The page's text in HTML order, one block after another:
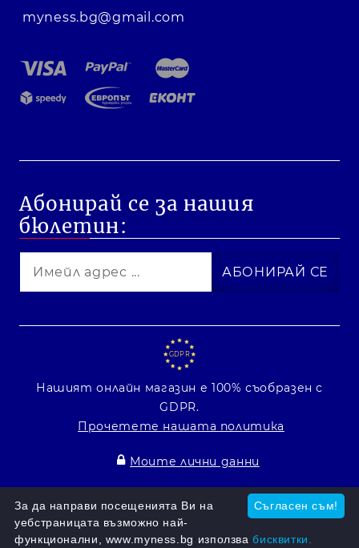
myness.bg@gmail.com
Абонирай се за нашия
бюлетин:
GDPR
Нашият онлайн магазин е 100% съобразен с
GDPR.
Прочетете нашата политика
Моите лични данни
Онлайн магазин от SELITONСъгласен съм!
За да направи посещенията Ви на
уебстраницата възможно най-
функционални, www.myness.bg използвабисквитки.